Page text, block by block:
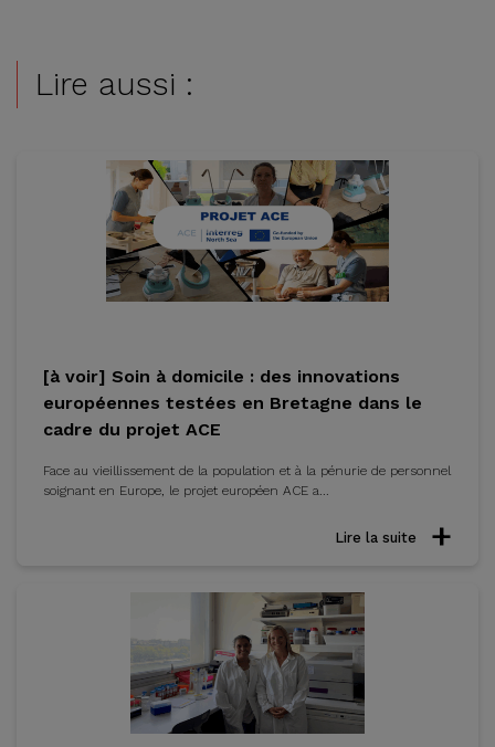
Lire aussi :
[à voir] Soin à domicile : des innovations
européennes testées en Bretagne dans le
cadre du projet ACE
Face au vieillissement de la population et à la pénurie de personnel
soignant en Europe, le projet européen ACE a...
Lire la suite